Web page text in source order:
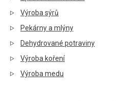
Výroba sýrů
Pekárny a mlýny
Dehydrované potraviny
Výroba koření
Výroba medu